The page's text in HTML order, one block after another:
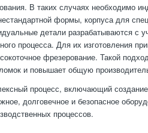
В таких случаях необходимо
формы, корпуса для
детали разрабатываются с
процесса. Для их изготовления
фрезерование. Такой
и повышает общую
процесс, включающий
долговечное и безопасное
процессов.